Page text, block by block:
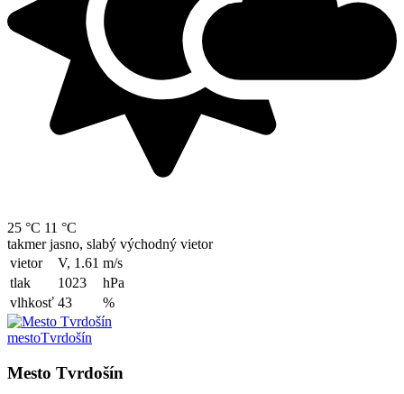
25 °C 11 °C
takmer jasno, slabý východný vietor
vietor
V, 1.61 m/s
tlak
1023
hPa
vlhkosť 43 %
mestoTvrdošín
Mesto Tvrdošín